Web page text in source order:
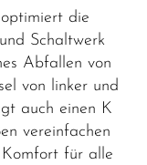
die
Schaltwerk
Abfallen von
von linker und
auch einen K
vereinfachen
für alle